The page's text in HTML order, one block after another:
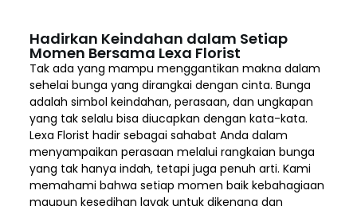
Hadirkan Keindahan dalam Setiap
Momen Bersama Lexa Florist
Tak ada yang mampu menggantikan makna dalam
sehelai bunga yang dirangkai dengan cinta. Bunga
adalah simbol keindahan, perasaan, dan ungkapan
yang tak selalu bisa diucapkan dengan kata-kata.
Lexa Florist hadir sebagai sahabat Anda dalam
menyampaikan perasaan melalui rangkaian bunga
yang tak hanya indah, tetapi juga penuh arti. Kami
memahami bahwa setiap momen baik kebahagiaan
maupun kesedihan layak untuk dikenang dan